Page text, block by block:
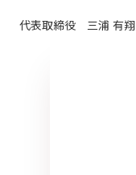
代表取締役 三浦 有翔